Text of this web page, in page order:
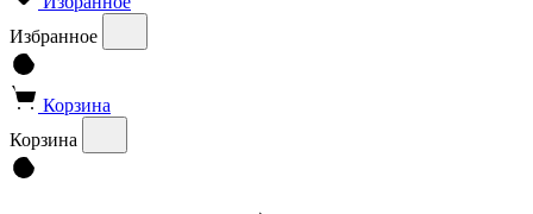
Избранное
Корзина
Корзина